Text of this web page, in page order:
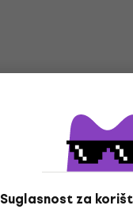
Suglasnost za